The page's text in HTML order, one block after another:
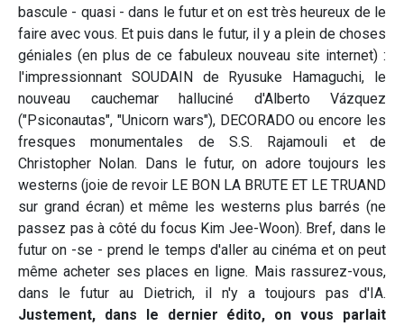
bascule - quasi - dans le futur et on est très heureux de le
faire avec vous. Et puis dans le futur, il y a plein de choses
géniales (en plus de ce fabuleux nouveau site internet) :
l'impressionnant SOUDAIN de Ryusuke Hamaguchi, le
nouveau cauchemar halluciné d'Alberto Vázquez
("Psiconautas", "Unicorn wars"), DECORADO ou encore les
fresques monumentales de S.S. Rajamouli et de
Christopher Nolan. Dans le futur, on adore toujours les
westerns (joie de revoir LE BON LA BRUTE ET LE TRUAND
sur grand écran) et même les westerns plus barrés (ne
passez pas à côté du focus Kim Jee-Woon). Bref, dans le
futur on -se - prend le temps d'aller au cinéma et on peut
même acheter ses places en ligne. Mais rassurez-vous,
dans le futur au Dietrich, il n'y a toujours pas d'IA.
Justement, dans le dernier édito, on vous parlait